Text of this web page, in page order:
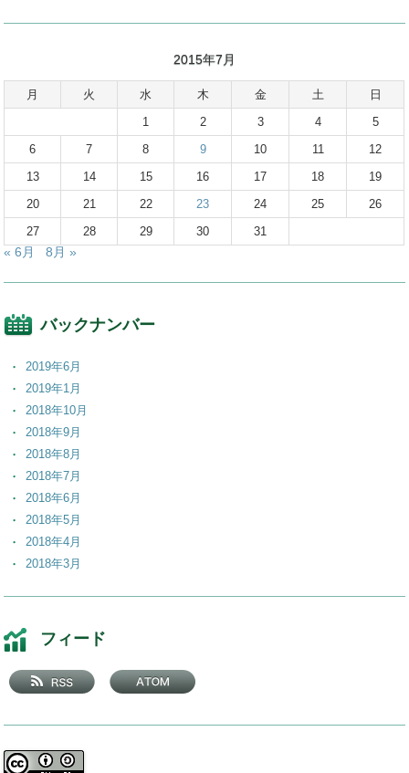
2015年7月
月 火 水 木 金 土
日
1
2 3 4
5
6
7 8 9 10 11
12
13
14 15 16 17 18
19
20
21 22 23 24 25
26
27
28 29 30 31
« 6月 8月 »
バックナンバー
2019年6月
2019年1月
2018年10月
2018年9月
2018年8月
2018年7月
2018年6月
2018年5月
2018年4月
2018年3月
2017年12月
2017年11月
2017年10月
2017年9月
2017年6月
フィード